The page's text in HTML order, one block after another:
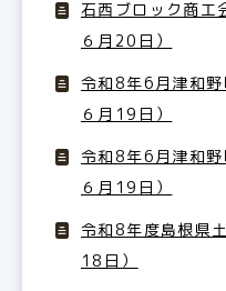
石西ブロック商工
６月20日）
令和8年6月津和
６月19日）
令和8年6月津和
６月19日）
令和8年度島根県
18日）